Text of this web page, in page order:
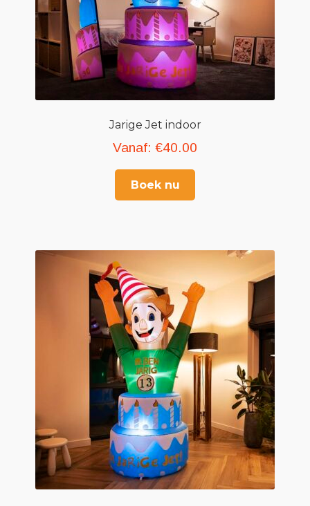
Jarige Jet indoor
Vanaf: €40.00
Boek nu